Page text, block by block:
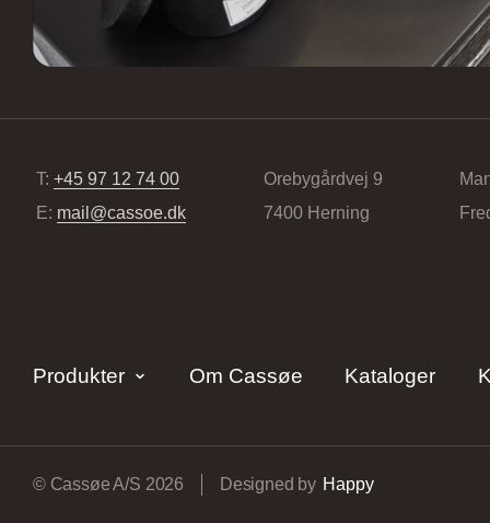
T:+45 97 12 74 00
E: mail@cassoe.dk
Orebygårdvej 9
7400 Herning
Produkter Om Cassøe Kataloger
© Cassøe A/S 2026 Designed by Happy